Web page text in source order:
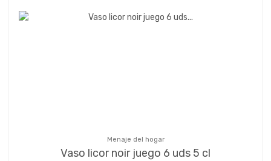
Menaje del hogar
Vaso licor noir juego 6 uds 5 cl